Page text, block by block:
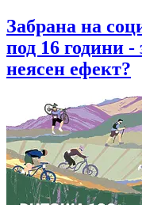
Забрана на
под 16 години
неясен ефект?